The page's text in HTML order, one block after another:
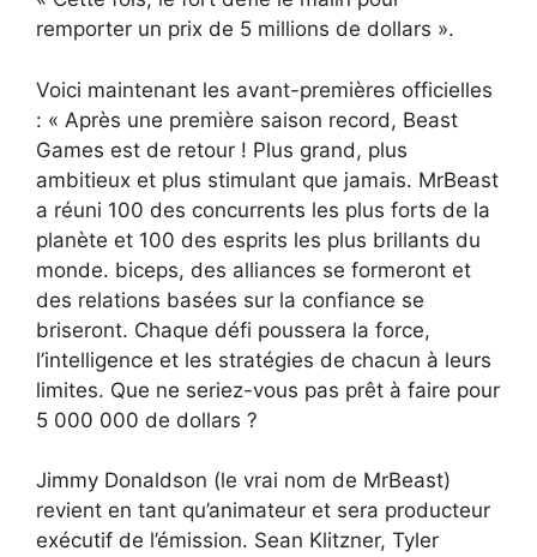
remporter un prix de 5 millions de dollars ».
Voici maintenant les avant-premières officielles
: « Après une première saison record, Beast
Games est de retour ! Plus grand, plus
ambitieux et plus stimulant que jamais. MrBeast
a réuni 100 des concurrents les plus forts de la
planète et 100 des esprits les plus brillants du
monde. biceps, des alliances se formeront et
des relations basées sur la confiance se
briseront. Chaque défi poussera la force,
l’intelligence et les stratégies de chacun à leurs
limites. Que ne seriez-vous pas prêt à faire pour
5 000 000 de dollars ?
Jimmy Donaldson (le vrai nom de MrBeast)
revient en tant qu’animateur et sera producteur
exécutif de l’émission. Sean Klitzner, Tyler